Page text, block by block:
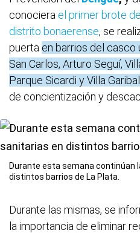
conociera el primer brote
distrito bonaerense, se
puerta en barrios del casco
San Carlos, Arturo Seguí,
Parque Sicardi y Villa
de concientización y
Durante esta semana continúan
distintos barrios de La Plata.
Durante las mismas, se
la importancia de eliminar